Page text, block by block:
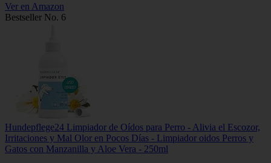
Ver en Amazon
Bestseller No. 6
Hundepflege24 Limpiador de Oídos para Perro - Alivia el Escozor,
Irritaciones y Mal Olor en Pocos Días - Limpiador oidos Perros y
Gatos con Manzanilla y Aloe Vera - 250ml